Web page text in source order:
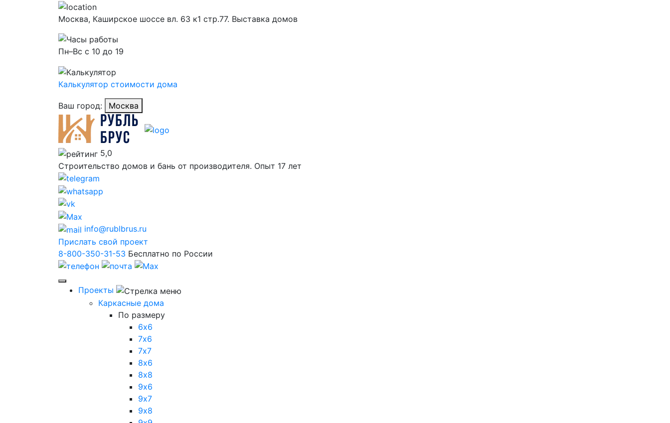
Москва, Каширское шоссе вл. 63 к1 стр.77. Выставка домов
Пн–Вс с 10 до 19
Калькулятор стоимости дома
Ваш город: Москва
5,0
Строительство домов и бань от производителя. Опыт 17 лет
info@rublbrus.ru
Прислать свой проект
8-800-350-31-53 Бесплатно по России
Проекты
Каркасные дома
По размеру
6х6
7х6
7х7
8х6
8х8
9х6
9х7
9х8